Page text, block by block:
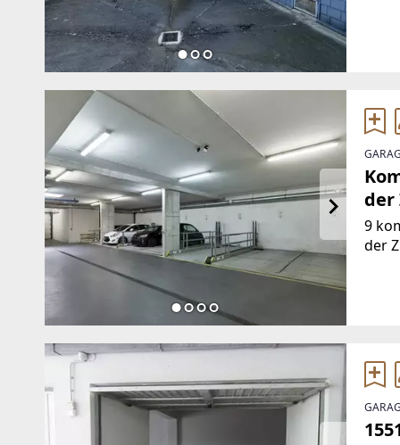
der
9
der